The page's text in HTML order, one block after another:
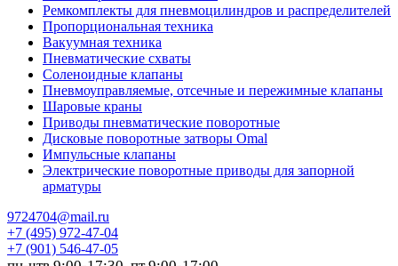
Ремкомплекты для пневмоцилиндров и распределителей
Пропорциональная техника
Вакуумная техника
Пневматические схваты
Соленоидные клапаны
Пневмоуправляемые, отсечные и пережимные клапаны
Шаровые краны
Приводы пневматические поворотные
Дисковые поворотные затворы Omal
Импульсные клапаны
Электрические поворотные приводы для запорной
арматуры
9724704@mail.ru
+7 (495) 972-47-04
+7 (901) 546-47-05